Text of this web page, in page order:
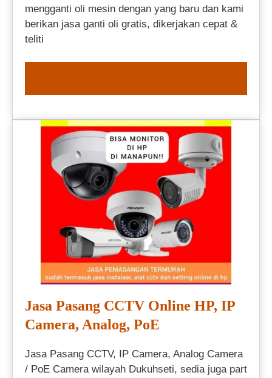
mengganti oli mesin dengan yang baru dan kami
berikan jasa ganti oli gratis, dikerjakan cepat &
teliti
Jasa Pasang CCTV Online HP, IP
Camera, Analog, PoE
Jasa Pasang CCTV, IP Camera, Analog Camera
/ PoE Camera wilayah Dukuhseti, sedia juga part